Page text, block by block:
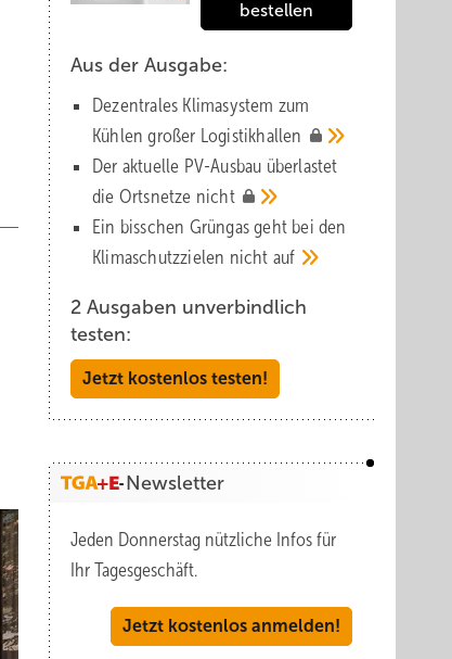
bestellen
Aus der Ausgabe:
Dezentrales Klimasystem zum
Kühlen großer Logistik­hallen
Der aktuelle PV-Ausbau über­lastet
die Orts­netze nicht
Ein bisschen Grüngas geht bei den
Klima­schutz­zielen nicht auf
2 Ausgaben unverbindlich
testen:
Jetzt kostenlos testen!
Newsletter
Jeden Donnerstag nützliche Infos für
Ihr Tagesgeschäft.
Jetzt kostenlos anmelden!